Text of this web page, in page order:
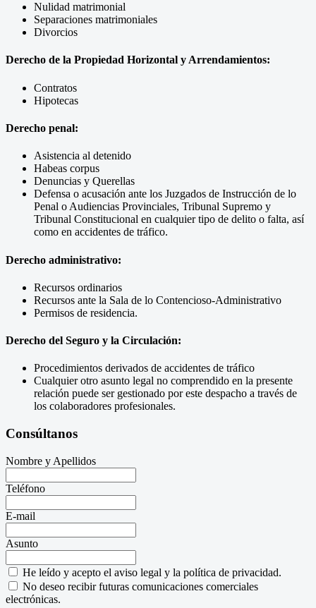
Nulidad matrimonial
Separaciones matrimoniales
Divorcios
Derecho de la Propiedad Horizontal y Arrendamientos:
Contratos
Hipotecas
Derecho penal:
Asistencia al detenido
Habeas corpus
Denuncias y Querellas
Defensa o acusación ante los Juzgados de Instrucción de lo
Penal o Audiencias Provinciales, Tribunal Supremo y
Tribunal Constitucional en cualquier tipo de delito o falta, así
como en accidentes de tráfico.
Derecho administrativo:
Recursos ordinarios
Recursos ante la Sala de lo Contencioso-Administrativo
Permisos de residencia.
Derecho del Seguro y la Circulación:
Procedimientos derivados de accidentes de tráfico
Cualquier otro asunto legal no comprendido en la presente
relación puede ser gestionado por este despacho a través de
los colaboradores profesionales.
Consúltanos
Nombre y Apellidos
Teléfono
E-mail
Asunto
He leído y acepto el aviso legal y la política de privacidad.
No deseo recibir futuras comunicaciones comerciales
electrónicas.